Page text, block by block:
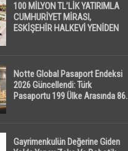
100 MİLYON TL’LİK YATIRIMLA
CUMHURİYET MİRASI,
ESKİŞEHİR HALKEVİ YENİDEN
Notte Global Pasaport Endeksi
2026 Güncellendi: Türk
Pasaportu 199 Ülke Arasında 86.
Gayrimenkulün Değerine Giden